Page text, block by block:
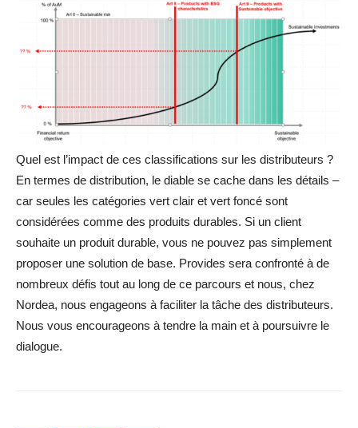
Quel est l’impact de ces classifications sur les distributeurs ?
En termes de distribution, le diable se cache dans les détails –
car seules les catégories vert clair et vert foncé sont
considérées comme des produits durables. Si un client
souhaite un produit durable, vous ne pouvez pas simplement
proposer une solution de base. Provides sera confronté à de
nombreux défis tout au long de ce parcours et nous, chez
Nordea, nous engageons à faciliter la tâche des distributeurs.
Nous vous encourageons à tendre la main et à poursuivre le
dialogue.